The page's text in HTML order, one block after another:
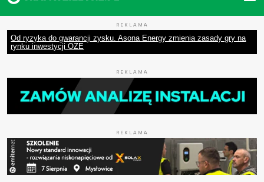
REKLAMA
Od ryzyka do gwarancji zysku. Asona Energy zmienia zasady gry na
rynku inwestycji OZE
REKLAMA
REKLAMA